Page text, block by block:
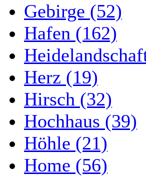
Gebirge (52)
Hafen (162)
Herz (19)
Hirsch (32)
Hochhaus (39)
Höhle (21)
Home (56)